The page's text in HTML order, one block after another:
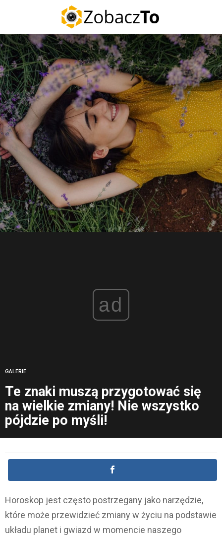
ad
GALERIE
Te znaki muszą przygotować się
na wielkie zmiany! Nie wszystko
pójdzie po myśli!
Horoskop jest często postrzegany jako narzędzie,
które może przewidzieć zmiany w życiu na podstawie
układu planet i gwiazd w momencie naszego